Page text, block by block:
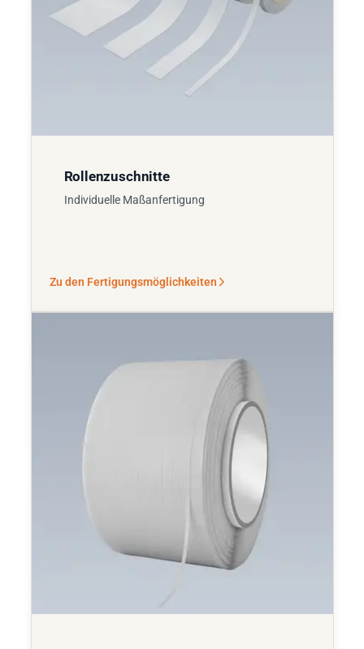
Rollenzuschnitte
Individuelle Maßanfertigung
Zu den Fertigungsmöglichkeiten